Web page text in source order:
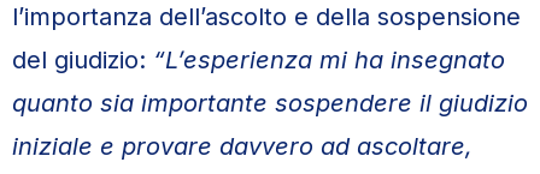
l’importanza dell’ascolto e della sospensione
del giudizio: “L’esperienza mi ha insegnato
quanto sia importante sospendere il giudizio
iniziale e provare davvero ad ascoltare,